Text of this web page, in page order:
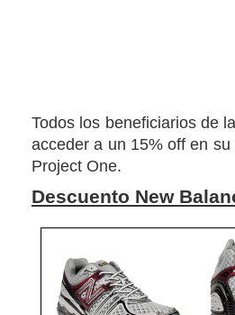
Todos los beneficiarios de
acceder a un 15% off en
Project One.
Descuento New